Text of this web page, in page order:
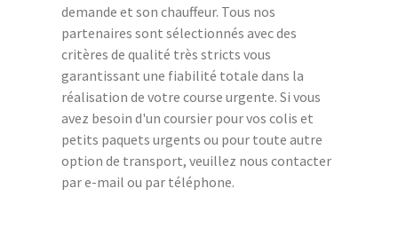
demande et son chauffeur. Tous nos
partenaires sont sélectionnés avec des
critères de qualité très stricts vous
garantissant une fiabilité totale dans la
réalisation de votre course urgente. Si vous
avez besoin d'un coursier pour vos colis et
petits paquets urgents ou pour toute autre
option de transport, veuillez nous contacter
par e-mail ou par téléphone.